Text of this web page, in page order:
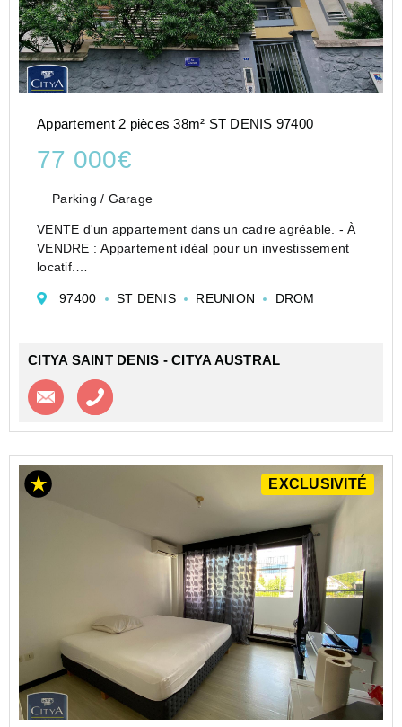
Appartement 2 pièces 38m² ST DENIS 97400
77 000€
Parking / Garage
VENTE d'un appartement dans un cadre agréable. - À
VENDRE : Appartement idéal pour un investissement
locatif.
dans un quartier dynamique, offrant un potentiel de
97400 ST DENIS REUNION DROM
CITYA SAINT DENIS - CITYA AUSTRAL
Contacter l'agence
EXCLUSIVITÉ